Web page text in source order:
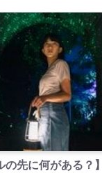
の先に何がある？